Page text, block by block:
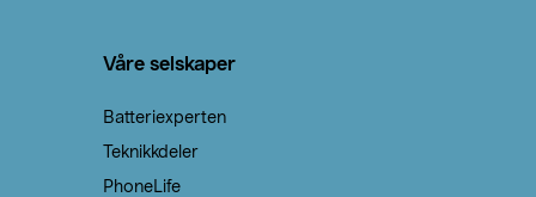
Våre selskaper
Batteriexperten
Teknikkdeler
PhoneLife